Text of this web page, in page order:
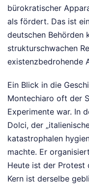
bürokratischer
als fördert. Das ist
deutschen Behörden
strukturschwachen
existenzbedrohende
Ein Blick in die
Montechiaro oft der
Experimente war. In
Dolci, der
katastrophalen
machte. Er
Heute ist der Protest
Kern ist derselbe